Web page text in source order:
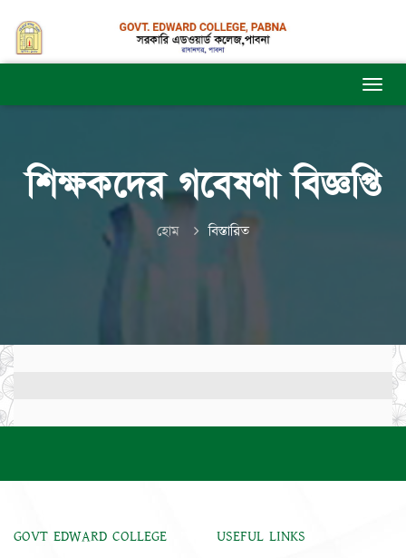
শিক্ষকদের গবেষণা বিজ্ঞপ্তি
হোম বিস্তারিত
GOVT EDWARD COLLEGE USEFUL LINKS